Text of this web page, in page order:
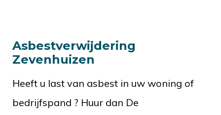
Asbestverwijdering
Zevenhuizen
Heeft u last van asbest in uw woning of
bedrijfspand ? Huur dan De